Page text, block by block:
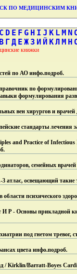
ПО МЕДИЦИНСКИМ
C D E F G H I J K L M N
В Г Д Е Ж З И Й КЛ М Н
книжки
по АО инфо.подроб.
по
формулирования
вен хирургов и врачей
стандарты лечения
and Practice of
семейных
3 атлас, освещающий
психического
Р - Основы прикладной
под гнетом тревог,
цвета инфо.подроб.
/ Kirklin/Barratt-Boyes